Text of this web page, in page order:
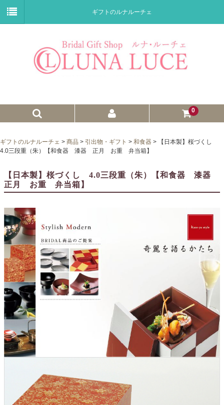
ギフトのルナルーチェ
0
プチギフト
ウェイトドール
子育て卒業証書
ウェルカムボード
クロックギフト
ペーパーアイテム
DIY用品
引菓子
引出物ギフト
カタログギフト
ブライダルバッグ
内祝い 出産祝い
ギフトのルナルーチェ > 商品 > 引出物・ギフト > 和食器 >
【日本製】桜づくし
4.0三段重（朱）【和食器 漆器 正月 お重 弁当箱】
【日本製】桜づくし 4.0三段重（朱）【和食器 漆器
正月 お重 弁当箱】